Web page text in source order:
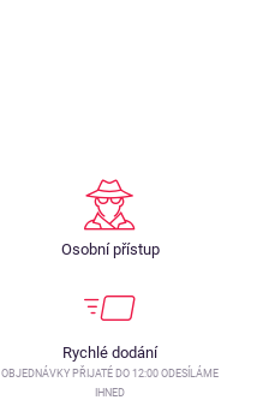
Osobní přístup
Rychlé dodání
OBJEDNÁVKY PŘIJATÉ DO 12:00 ODESÍLÁME
IHNED